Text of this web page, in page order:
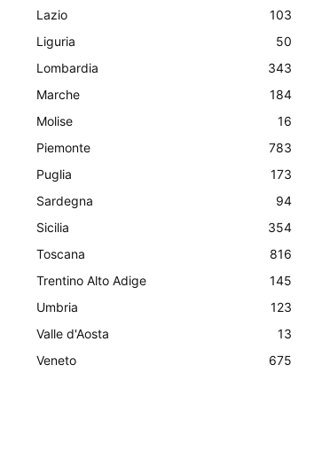
Lazio
103
Liguria
50
Lombardia
343
Marche
184
Molise
16
Piemonte
783
Puglia
173
Sardegna
94
Sicilia
354
Toscana
816
Trentino Alto Adige
145
Umbria
123
Valle d'Aosta
13
Veneto
675